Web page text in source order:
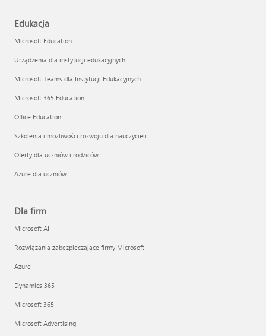
Edukacja
Microsoft Education
Urządzenia dla instytucji edukacyjnych
Microsoft Teams dla Instytucji Edukacyjnych
Microsoft 365 Education
Office Education
Szkolenia i możliwości rozwoju dla nauczycieli
Oferty dla uczniów i rodziców
Azure dla uczniów
Dla firm
Microsoft AI
Rozwiązania zabezpieczające firmy Microsoft
Azure
Dynamics 365
Microsoft 365
Microsoft Advertising